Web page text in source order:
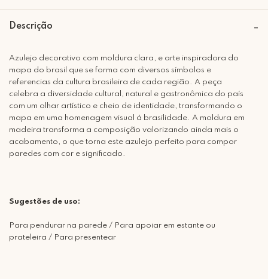
Descrição
Azulejo decorativo com moldura clara, e arte inspiradora do
mapa do brasil que se forma com diversos símbolos e
referencias da cultura brasileira de cada região. A peça
celebra a diversidade cultural, natural e gastronômica do país
com um olhar artístico e cheio de identidade, transformando o
mapa em uma homenagem visual à brasilidade. A moldura em
madeira transforma a composição valorizando ainda mais o
acabamento, o que torna este azulejo perfeito para compor
paredes com cor e significado.
Sugestões de uso:
Para pendurar na parede / Para apoiar em estante ou
prateleira / Para presentear